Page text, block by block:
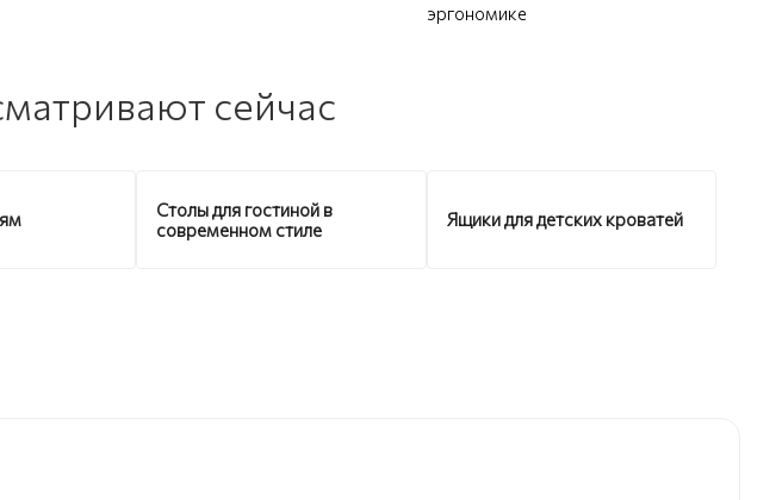
эргономике
сейчас
Столы для гостиной в
современном стиле
Ящики для детских кроватей